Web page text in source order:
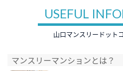
USEFUL
山口マンスリードット
マンスリーマンションとは？